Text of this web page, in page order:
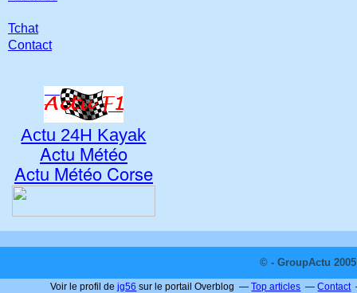
Tchat
Contact
Actu 24H Kayak
Actu Météo
Actu Météo Corse
© - GroupActu
Voir le profil dejg56 sur le portail Overblog Top articles Contact